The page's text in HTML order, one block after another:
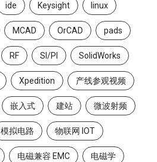
ide Keysight linux
MCAD OrCAD pads
RF SI/PI SolidWorks
Xpedition 产线参观视频
嵌入式 建站 微波射频
模拟电路 物联网 IOT
电磁兼容 EMC 电磁学